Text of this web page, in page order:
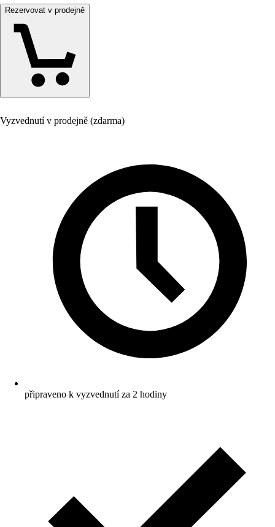
Rezervovat v prodejně
Vyzvednutí v prodejně (zdarma)
připraveno k vyzvednutí za 2 hodiny